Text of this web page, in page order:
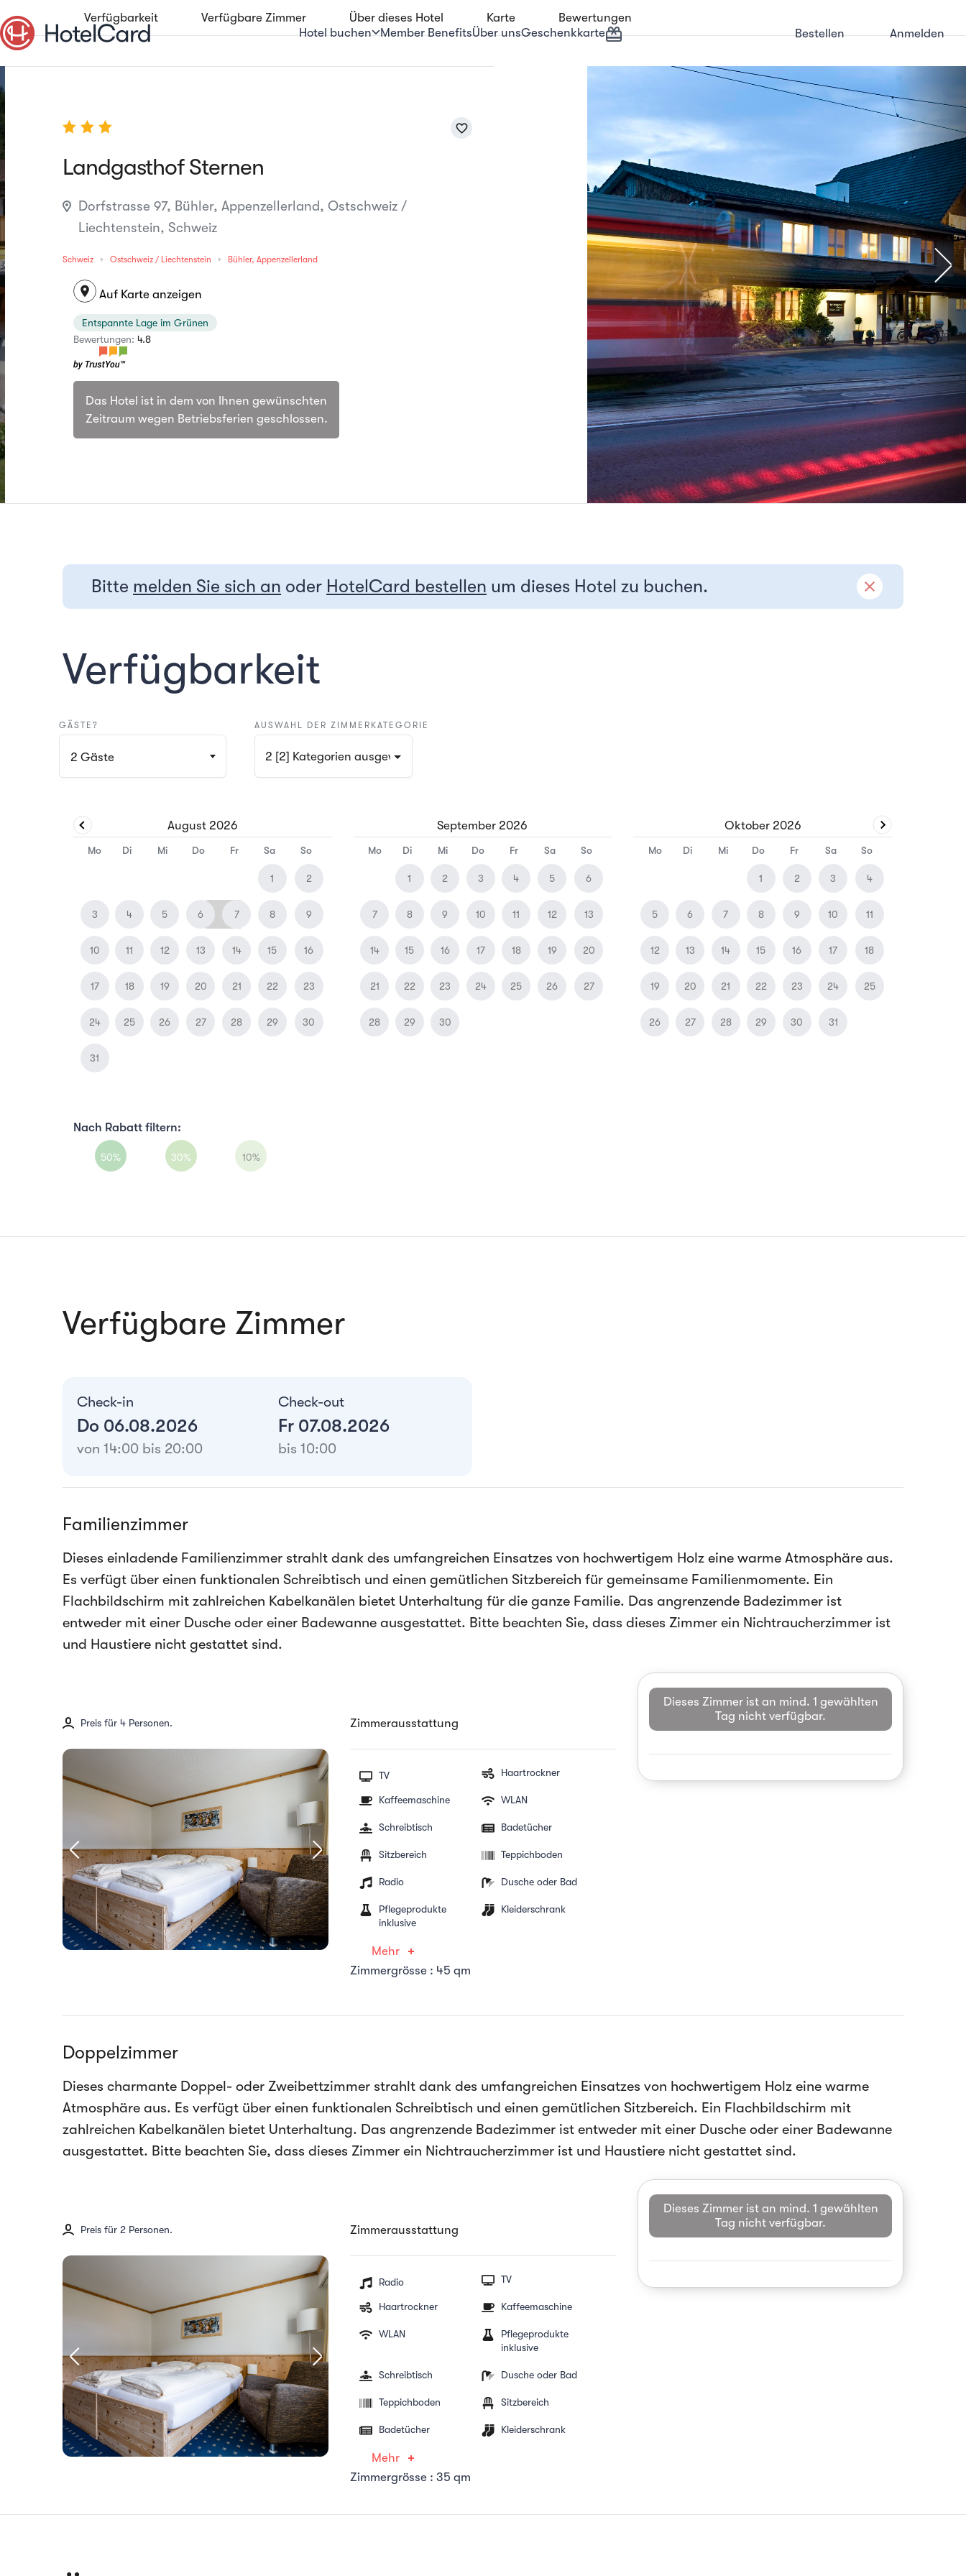
Hotel buchen Member BenefitsÜber unsGeschenkkarte Bestellen Anmelden
favorite_border
Landgasthof Sternen
Dorfstrasse 97, Bühler, Appenzellerland, Ostschweiz /
Liechtenstein, Schweiz
Schweiz Ostschweiz / Liechtenstein Bühler, Appenzellerland
location_on Auf Karte anzeigen
Bewertungen: 4.8
Entspannte Lage im Grünen
Das Hotel ist in dem von Ihnen gewünschten
Zeitraum wegen Betriebsferien geschlossen.
Verfügbarkeit Verfügbare Zimmer Über dieses Hotel Karte Bewertungen
Bitte melden Sie sich an oder HotelCard bestellen um dieses Hotel zu buchen. close
Verfügbarkeit
GÄSTE?
2 Gäste
AUSWAHL DER ZIMMERKATEGORIE
2 [2] Kategorien ausgewählt
August 2026
Mo Di Mi Do Fr Sa So
1 2
3 4 5 6 7 8 9
10 11 12 13 14 15 16
17 18 19 20 21 22 23
24 25 26 27 28 29 30
31
September 2026
Mo Di Mi Do Fr Sa So
1 2 3 4 5 6
7 8 9 10 11 12 13
14 15 16 17 18 19 20
21 22 23 24 25 26 27
28 29 30
Oktober 2026
Mo Di Mi Do Fr Sa So
1 2 3 4
5 6 7 8 9 10 11
12 13 14 15 16 17 18
19 20 21 22 23 24 25
26 27 28 29 30 31
Nach Rabatt filtern:
50% 30% 10%
Verfügbare Zimmer
Check-in
Do 06.08.2026
von 14:00 bis 20:00
Check-out
Fr 07.08.2026
bis 10:00
Familienzimmer
Dieses einladende Familienzimmer strahlt dank des umfangreichen Einsatzes von hochwertigem Holz eine warme Atmosphäre aus.
Es verfügt über einen funktionalen Schreibtisch und einen gemütlichen Sitzbereich für gemeinsame Familienmomente. Ein
Flachbildschirm mit zahlreichen Kabelkanälen bietet Unterhaltung für die ganze Familie. Das angrenzende Badezimmer ist
entweder mit einer Dusche oder einer Badewanne ausgestattet. Bitte beachten Sie, dass dieses Zimmer ein Nichtraucherzimmer ist
und Haustiere nicht gestattet sind.
Preis für 4 Personen. Zimmerausstattung
TV Haartrockner
Kaffeemaschine WLAN
Schreibtisch Badetücher
Sitzbereich Teppichboden
Radio Dusche oder Bad
Pflegeprodukte
inklusive
Kleiderschrank
Mehr
Zimmergrösse : 45 qm
Dieses Zimmer ist an mind. 1 gewählten
Tag nicht verfügbar.
Doppelzimmer
Dieses charmante Doppel- oder Zweibettzimmer strahlt dank des umfangreichen Einsatzes von hochwertigem Holz eine warme
Atmosphäre aus. Es verfügt über einen funktionalen Schreibtisch und einen gemütlichen Sitzbereich. Ein Flachbildschirm mit
zahlreichen Kabelkanälen bietet Unterhaltung. Das angrenzende Badezimmer ist entweder mit einer Dusche oder einer Badewanne
ausgestattet. Bitte beachten Sie, dass dieses Zimmer ein Nichtraucherzimmer ist und Haustiere nicht gestattet sind.
Preis für 2 Personen. Zimmerausstattung
Radio TV
Haartrockner Kaffeemaschine
WLAN
Pflegeprodukte
inklusive
Schreibtisch Dusche oder Bad
Teppichboden Sitzbereich
Badetücher Kleiderschrank
Mehr
Zimmergrösse : 35 qm
Dieses Zimmer ist an mind. 1 gewählten
Tag nicht verfügbar.